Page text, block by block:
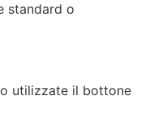
standard o
utilizzate il bottone